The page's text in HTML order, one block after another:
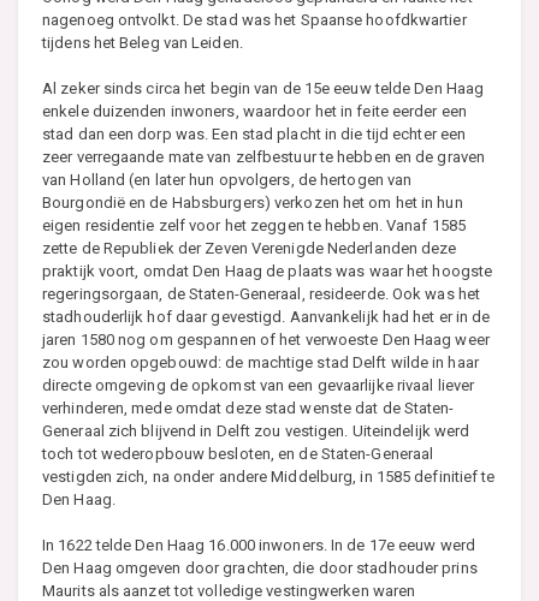
nagenoeg ontvolkt. De stad was het Spaanse hoofdkwartier
tijdens het Beleg van Leiden.
Al zeker sinds circa het begin van de 15e eeuw telde Den Haag
enkele duizenden inwoners, waardoor het in feite eerder een
stad dan een dorp was. Een stad placht in die tijd echter een
zeer verregaande mate van zelfbestuur te hebben en de graven
van Holland (en later hun opvolgers, de hertogen van
Bourgondië en de Habsburgers) verkozen het om het in hun
eigen residentie zelf voor het zeggen te hebben. Vanaf 1585
zette de Republiek der Zeven Verenigde Nederlanden deze
praktijk voort, omdat Den Haag de plaats was waar het hoogste
regeringsorgaan, de Staten-Generaal, resideerde. Ook was het
stadhouderlijk hof daar gevestigd. Aanvankelijk had het er in de
jaren 1580 nog om gespannen of het verwoeste Den Haag weer
zou worden opgebouwd: de machtige stad Delft wilde in haar
directe omgeving de opkomst van een gevaarlijke rivaal liever
verhinderen, mede omdat deze stad wenste dat de Staten-
Generaal zich blijvend in Delft zou vestigen. Uiteindelijk werd
toch tot wederopbouw besloten, en de Staten-Generaal
vestigden zich, na onder andere Middelburg, in 1585 definitief te
Den Haag.
In 1622 telde Den Haag 16.000 inwoners. In de 17e eeuw werd
Den Haag omgeven door grachten, die door stadhouder prins
Maurits als aanzet tot volledige vestingwerken waren